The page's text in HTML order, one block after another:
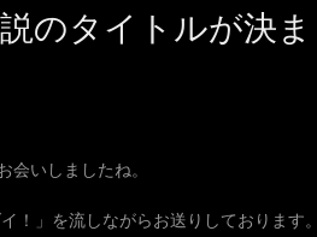
のタイトルが決
会いしましたね。
！」を流しながらお送りしております。